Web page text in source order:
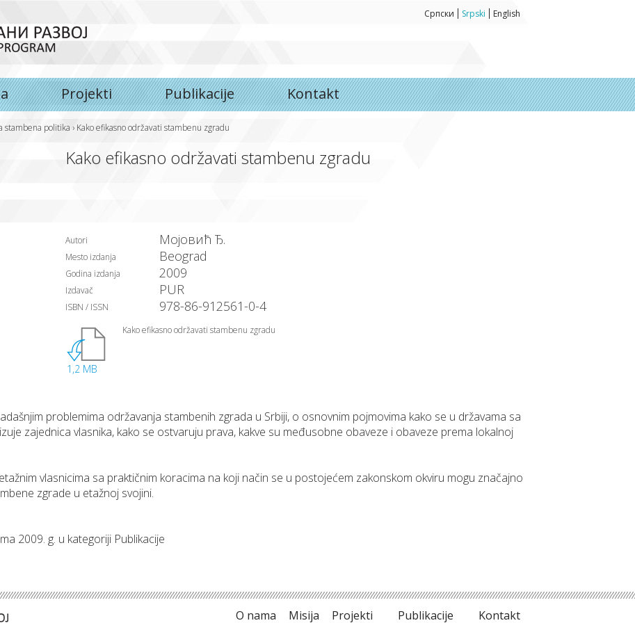
Српски Srpski English
Projekti Publikacije Kontakt
stambena politika › Kako efikasno održavati stambenu zgradu
Kako efikasno održavati stambenu zgradu
Autori Мојовић Ђ.
Mesto izdanja Beograd
Godina izdanja 2009
Izdavač PUR
ISBN / ISSN 978-86-912561-0-4
Kako efikasno održavati stambenu zgradu
1,2 MB
problemima održavanja stambenih zgrada u Srbiji, o osnovnim pojmovima kako se u državama sa
zajednica vlasnika, kako se ostvaruju prava, kakve su međusobne obaveze i obaveze prema lokalnoj
vlasnicima sa praktičnim koracima na koji način se u postojećem zakonskom okviru mogu značajno
zgrade u etažnoj svojini.
2009. g. u kategoriji Publikacije
O nama Misija Projekti Publikacije Kontakt